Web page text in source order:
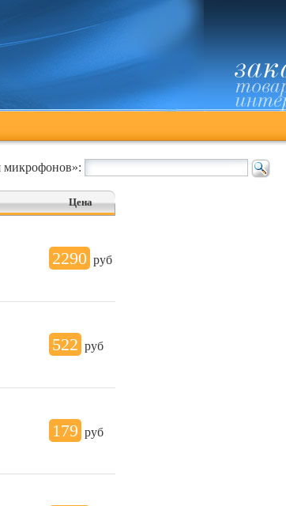
микрофонов»:
Цена
2290 руб
522 руб
179 руб